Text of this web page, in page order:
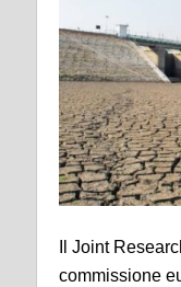
Il Joint
commissione